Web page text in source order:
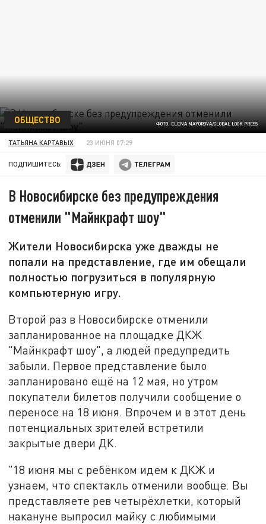
ФОТО: ELENA MAYOROVA/GLOBAL LOOK PRESS
ОБЩЕСТВО
ТАТЬЯНА КАРТАВЫХ 23 ИЮНЯ 07:29
ПОДПИШИТЕСЬ:
В Новосибирске без предупреждения
отменили "Майнкрафт шоу"
Жители Новосибирска уже дважды не
попали на представление, где им обещали
полностью погрузиться в популярную
компьютерную игру.
Второй раз в Новосибирске отменили
запланированное на площадке ДКЖ
"Майнкрафт шоу", а людей предупредить
забыли. Первое представление было
запланировано ещё на 12 мая, но утром
покупатели билетов получили сообщение о
переносе на 18 июня. Впрочем и в этот день
потенциальных зрителей встретили
закрытые двери ДК.
"18 июня мы с ребёнком идем к ДКЖ и
узнаем, что спектакль отменили вообще. Вы
представляете рев четырёхлетки, который
накануне выпросил майку с любимыми